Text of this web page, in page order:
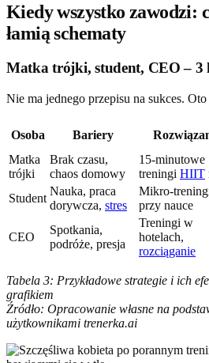
Kiedy wszystko zawodzi:
łamią schematy
Matka trójki, student, CEO – 3
Nie ma jednego przepisu na sukces.
Osoba Bariery
Matka
trójki
Brak czasu,
chaos domowy
15-minutowe
treningi HIIT
Student
Nauka, praca
dorywcza, stres
Mikro-
przy nauce
CEO
Spotkania,
podróże, presja
Treningi w
hotelach,
rozciąganie
Tabela 3: Przykładowe strategie i ich
grafikiem
Źródło: Opracowanie własne na
użytkownikami trenerka.ai